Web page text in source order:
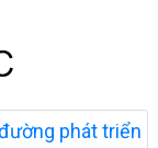
phát triển